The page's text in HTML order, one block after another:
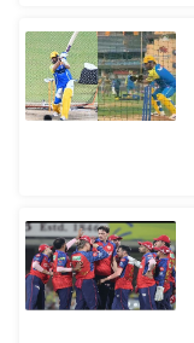
क्रि
के
ट
L
2
0
2